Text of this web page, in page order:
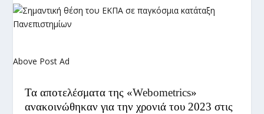
Above Post Ad
Τα αποτελέσματα της «Webometrics»
ανακοινώθηκαν για την χρονιά του 2023 στις